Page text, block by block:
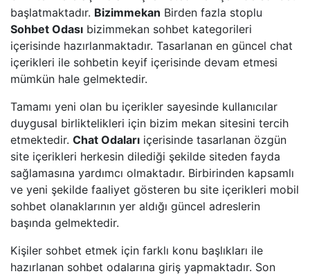
başlatmaktadır. Bizimmekan Birden fazla stoplu
Sohbet Odası bizimmekan sohbet kategorileri
içerisinde hazırlanmaktadır. Tasarlanan en güncel chat
içerikleri ile sohbetin keyif içerisinde devam etmesi
mümkün hale gelmektedir.
Tamamı yeni olan bu içerikler sayesinde kullanıcılar
duygusal birliktelikleri için bizim mekan sitesini tercih
etmektedir. Chat Odaları içerisinde tasarlanan özgün
site içerikleri herkesin dilediği şekilde siteden fayda
sağlamasına yardımcı olmaktadır. Birbirinden kapsamlı
ve yeni şekilde faaliyet gösteren bu site içerikleri mobil
sohbet olanaklarının yer aldığı güncel adreslerin
başında gelmektedir.
Kişiler sohbet etmek için farklı konu başlıkları ile
hazırlanan sohbet odalarına giriş yapmaktadır. Son